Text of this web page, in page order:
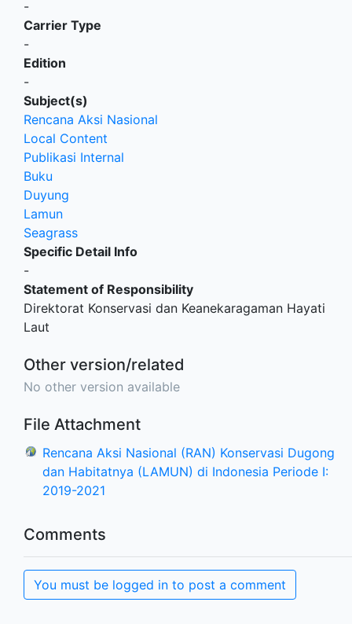
-
Carrier Type
-
Edition
-
Subject(s)
Rencana Aksi Nasional
Local Content
Publikasi Internal
Buku
Duyung
Lamun
Seagrass
Specific Detail Info
-
Statement of Responsibility
Direktorat Konservasi dan Keanekaragaman Hayati
Laut
Other version/related
No other version available
File Attachment
Rencana Aksi Nasional (RAN) Konservasi Dugong
dan Habitatnya (LAMUN) di Indonesia Periode I:
2019-2021
Comments
You must be logged in to post a comment